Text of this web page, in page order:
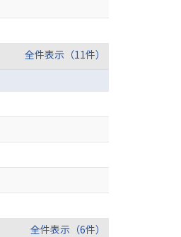
全件表示（11件）
全件表示（6件）